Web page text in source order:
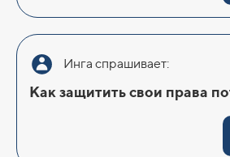
Инга спрашивает:
Как защитить свои права